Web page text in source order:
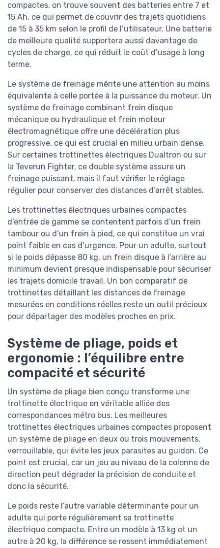
compactes, on trouve souvent des batteries entre 7 et
15 Ah, ce qui permet de couvrir des trajets quotidiens
de 15 à 35 km selon le profil de l’utilisateur. Une batterie
de meilleure qualité supportera aussi davantage de
cycles de charge, ce qui réduit le coût d’usage à long
terme.
Le système de freinage mérite une attention au moins
équivalente à celle portée à la puissance du moteur. Un
système de freinage combinant frein disque
mécanique ou hydraulique et frein moteur
électromagnétique offre une décélération plus
progressive, ce qui est crucial en milieu urbain dense.
Sur certaines trottinettes électriques Dualtron ou sur
la Teverun Fighter, ce double système assure un
freinage puissant, mais il faut vérifier le réglage
régulier pour conserver des distances d’arrêt stables.
Les trottinettes électriques urbaines compactes
d’entrée de gamme se contentent parfois d’un frein
tambour ou d’un frein à pied, ce qui constitue un vrai
point faible en cas d’urgence. Pour un adulte, surtout
si le poids dépasse 80 kg, un frein disque à l’arrière au
minimum devient presque indispensable pour sécuriser
les trajets domicile travail. Un bon comparatif de
trottinettes détaillant les distances de freinage
mesurées en conditions réelles reste un outil précieux
pour départager des modèles proches en prix.
Système de pliage, poids et
ergonomie : l’équilibre entre
compacité et sécurité
Un système de pliage bien conçu transforme une
trottinette électrique en véritable alliée des
correspondances métro bus. Les meilleures
trottinettes électriques urbaines compactes proposent
un système de pliage en deux ou trois mouvements,
verrouillable, qui évite les jeux parasites au guidon. Ce
point est crucial, car un jeu au niveau de la colonne de
direction peut dégrader la précision de conduite et
donc la sécurité.
Le poids reste l’autre variable déterminante pour un
adulte qui porte régulièrement sa trottinette
électrique compacte. Entre un modèle à 13 kg et un
autre à 20 kg, la différence se ressent immédiatement